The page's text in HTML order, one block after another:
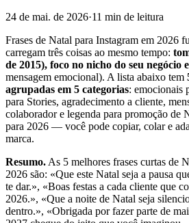
24 de mai. de 2026·11 min de leitura
Frases de Natal para Instagram em 2026
carregam três coisas ao mesmo tempo:
de 2015), foco no nicho do seu negócio
mensagem emocional). A lista abaixo tem
agrupadas em 5 categorias: emocionais
para Stories, agradecimento a cliente,
colaborador e legenda para promoção de
para 2026 — você pode copiar, colar e
marca.
Resumo. As 5 melhores frases curtas de
2026 são: «Que este Natal seja a pausa
te dar.», «Boas festas a cada cliente que
2026.», «Que a noite de Natal seja
dentro.», «Obrigada por fazer parte de